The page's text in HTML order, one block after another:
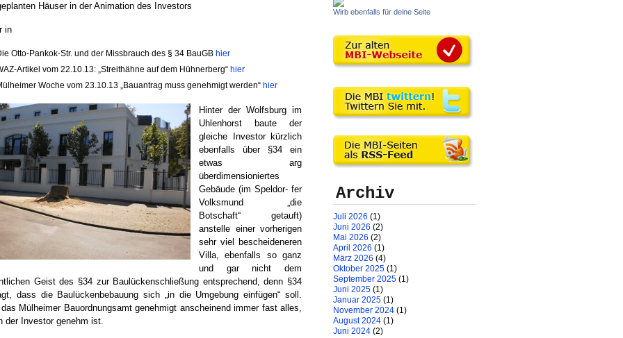
Häuser in der Animation des Investors
in
Otto-Pankok-Str. und der Missbrauch des § 34 BauGB hier
Artikel vom 22.10.13: „Streithähne auf dem Hühnerberg“ hier
Woche vom 23.10.13 „Bauantrag muss genehmigt werden“ hier
Hinter der Wolfsburg im
Uhlenhorst baute der
gleiche Investor kürzlich
ebenfalls über §34 ein
etwas arg
überdimensioniertes
Gebäude (im Speldor- fer
Volksmund „die
Botschaft“ getauft)
anstelle einer vorherigen
sehr viel bescheideneren
Villa, ebenfalls so ganz
und gar nicht dem
Geist des §34 zur Baulückenschließung entsprechend, denn §34
dass die Baulückenbebauung sich „in die Umgebung einfügen“ soll.
Mülheimer Bauordnungsamt genehmigt anscheinend immer fast alles,
der Investor genehm ist.
Wirb ebenfalls für deine Seite
Archiv
Juli 2026 (1)
Juni 2026 (2)
Mai 2026 (2)
April 2026 (1)
März 2026 (4)
Oktober 2025 (1)
September 2025 (1)
Juni 2025 (1)
Januar 2025 (1)
November 2024 (1)
August 2024 (1)
Juni 2024 (2)